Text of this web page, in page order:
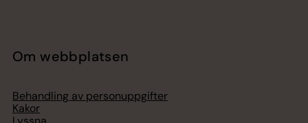
Om webbplatsen
Behandling av personuppgifter
Kakor